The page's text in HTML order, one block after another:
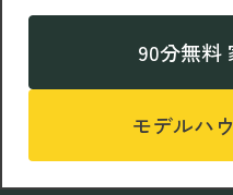
90分無料
モデルハ